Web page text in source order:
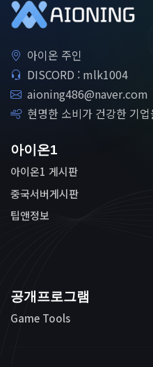
아이온 주인
DISCORD : mlk1004
aioning486@naver.com
현명한 소비가 건강한 기
아이온1
아이온1 게시판
중국서버게시판
팁앤정보
공개프로그램
Game Tools